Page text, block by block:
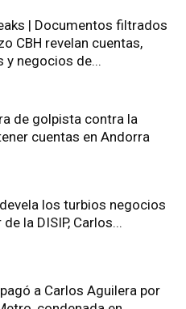
| Documentos filtrados
CBH revelan cuentas,
y negocios de...
de golpista contra la
cuentas en Andorra
los turbios negocios
la DISIP, Carlos...
a Carlos Aguilera por